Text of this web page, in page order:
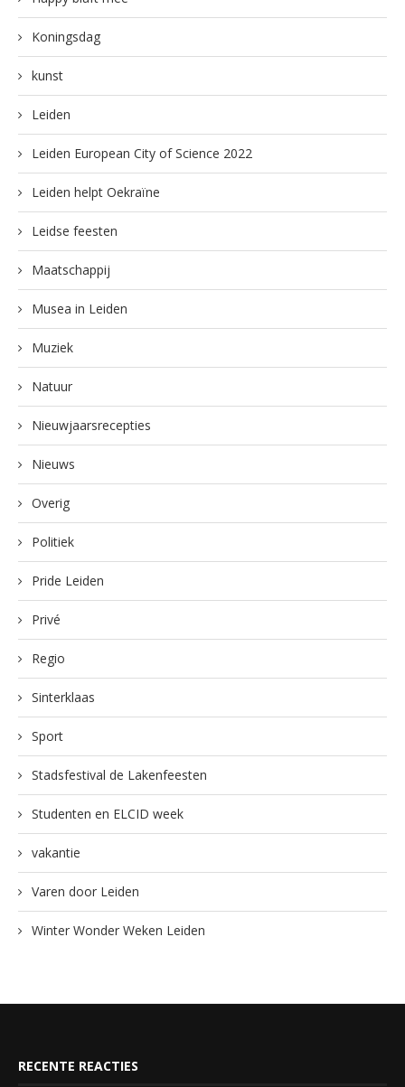
Koningsdag
kunst
Leiden
Leiden European City of Science 2022
Leiden helpt Oekraïne
Leidse feesten
Maatschappij
Musea in Leiden
Muziek
Natuur
Nieuwjaarsrecepties
Nieuws
Overig
Politiek
Pride Leiden
Privé
Regio
Sinterklaas
Sport
Stadsfestival de Lakenfeesten
Studenten en ELCID week
vakantie
Varen door Leiden
Winter Wonder Weken Leiden
RECENTE REACTIES